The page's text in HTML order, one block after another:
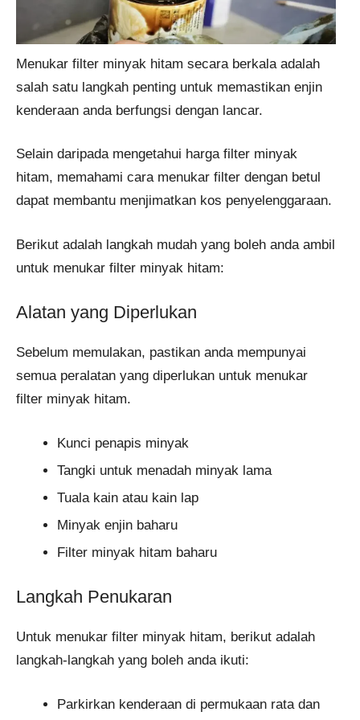
Menukar filter minyak hitam secara berkala adalah
salah satu langkah penting untuk memastikan enjin
kenderaan anda berfungsi dengan lancar.
Selain daripada mengetahui harga filter minyak
hitam, memahami cara menukar filter dengan betul
dapat membantu menjimatkan kos penyelenggaraan.
Berikut adalah langkah mudah yang boleh anda ambil
untuk menukar filter minyak hitam:
Alatan yang Diperlukan
Sebelum memulakan, pastikan anda mempunyai
semua peralatan yang diperlukan untuk menukar
filter minyak hitam.
Kunci penapis minyak
Tangki untuk menadah minyak lama
Tuala kain atau kain lap
Minyak enjin baharu
Filter minyak hitam baharu
Langkah Penukaran
Untuk menukar filter minyak hitam, berikut adalah
langkah-langkah yang boleh anda ikuti:
Parkirkan kenderaan di permukaan rata dan